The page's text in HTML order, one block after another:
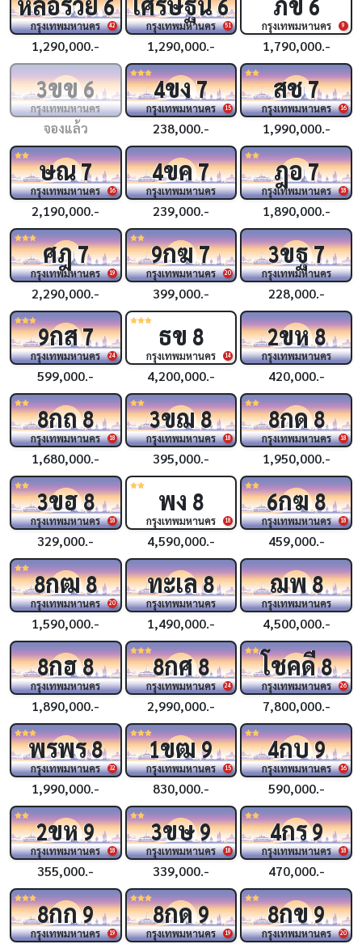
42
กรุงเทพมหานคร
1,290,000.-
51
กรุงเทพมหานคร
1,290,000.-
9
กรุงเทพมหานคร
1,790,000.-
3ขข6
กรุงเทพมหานคร
จองแล้ว
15
4ขง7
กรุงเทพมหานคร
238,000.-
16
สช7
กรุงเทพมหานคร
1,990,000.-
16
ษณ7
กรุงเทพมหานคร
2,190,000.-
4ขค7
กรุงเทพมหานคร
239,000.-
18
ฎอ7
กรุงเทพมหานคร
1,890,000.-
19
ศฎ7
กรุงเทพมหานคร
2,290,000.-
20
9กฆ7
กรุงเทพมหานคร
399,000.-
3ขฐ7
กรุงเทพมหานคร
228,000.-
24
9กส7
กรุงเทพมหานคร
599,000.-
14
ธข 8
กรุงเทพมหานคร
4,200,000.-
2ขห8
กรุงเทพมหานคร
420,000.-
18
8กถ8
กรุงเทพมหานคร
1,680,000.-
18
3ขฌ8
กรุงเทพมหานคร
395,000.-
18
8กด8
กรุงเทพมหานคร
1,950,000.-
18
3ขฮ8
กรุงเทพมหานคร
329,000.-
18
พง 8
กรุงเทพมหานคร
4,590,000.-
18
6กฆ8
กรุงเทพมหานคร
459,000.-
20
8กฒ8
กรุงเทพมหานคร
1,590,000.-
ทะเล8
กรุงเทพมหานคร
1,490,000.-
ฌพ8
กรุงเทพมหานคร
4,500,000.-
8กฮ8
กรุงเทพมหานคร
1,890,000.-
24
8กศ8
กรุงเทพมหานคร
2,990,000.-
26
โชคดี8
กรุงเทพมหานคร
7,800,000.-
32
พรพร8
กรุงเทพมหานคร
1,990,000.-
15
1ขฒ9
กรุงเทพมหานคร
830,000.-
16
4กบ9
กรุงเทพมหานคร
590,000.-
18
2ขห9
กรุงเทพมหานคร
355,000.-
18
3ขษ9
กรุงเทพมหานคร
339,000.-
18
4กร9
กรุงเทพมหานคร
470,000.-
19
8กก9
กรุงเทพมหานคร 19
8กด9
กรุงเทพมหานคร 20
8กข9
กรุงเทพมหานคร